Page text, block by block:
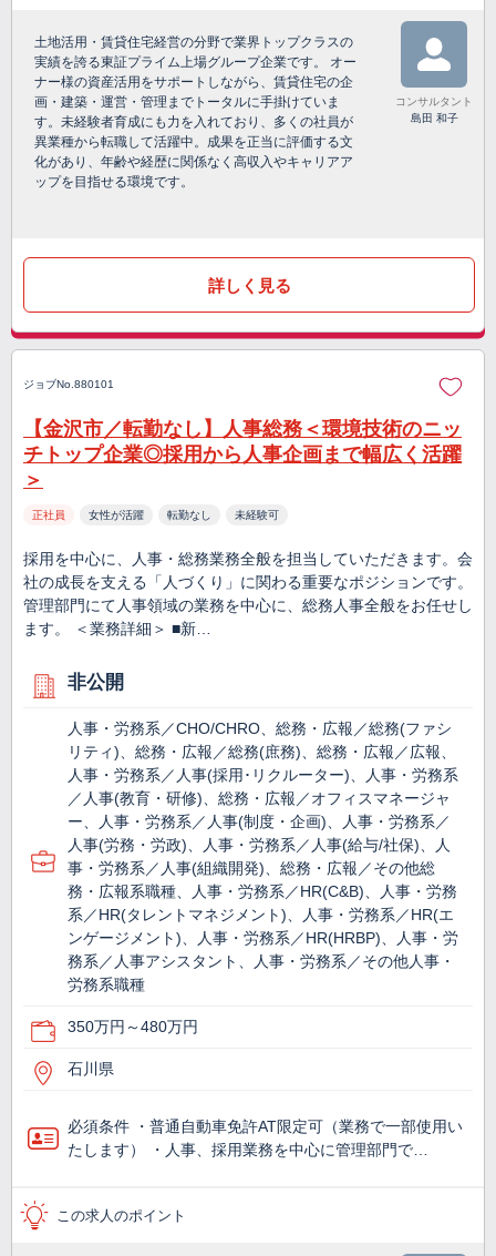
土地活用・賃貸住宅経営の分野で業界トップクラスの
実績を誇る東証プライム上場グループ企業です。 オー
ナー様の資産活用をサポートしながら、賃貸住宅の企
画・建築・運営・管理までトータルに手掛けていま
す。未経験者育成にも力を入れており、多くの社員が
異業種から転職して活躍中。成果を正当に評価する文
化があり、年齢や経歴に関係なく高収入やキャリアア
ップを目指せる環境です。
コンサルタント
島田 和子
詳しく見る
ジョブNo.880101
【金沢市／転勤なし】人事総務＜環境技術のニッ
チトップ企業◎採用から人事企画まで幅広く活躍
＞
正社員 女性が活躍 転勤なし 未経験可
採用を中心に、人事・総務業務全般を担当していただきます。会
社の成長を支える「人づくり」に関わる重要なポジションです。
管理部門にて人事領域の業務を中心に、総務人事全般をお任せし
ます。 ＜業務詳細＞ ■新…
非公開
人事・労務系／CHO/CHRO、総務・広報／総務(ファシ
リティ)、総務・広報／総務(庶務)、総務・広報／広報、
人事・労務系／人事(採用･リクルーター)、人事・労務系
／人事(教育・研修)、総務・広報／オフィスマネージャ
ー、人事・労務系／人事(制度・企画)、人事・労務系／
人事(労務・労政)、人事・労務系／人事(給与/社保)、人
事・労務系／人事(組織開発)、総務・広報／その他総
務・広報系職種、人事・労務系／HR(C&B)、人事・労務
系／HR(タレントマネジメント)、人事・労務系／HR(エ
ンゲージメント)、人事・労務系／HR(HRBP)、人事・労
務系／人事アシスタント、人事・労務系／その他人事・
労務系職種
350万円～480万円
石川県
必須条件 ・普通自動車免許AT限定可（業務で一部使用い
たします） ・人事、採用業務を中心に管理部門で…
この求人のポイント